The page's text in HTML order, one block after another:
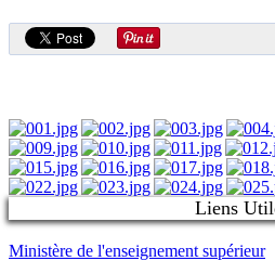
Liens
Ministère de l'enseignement supérieur